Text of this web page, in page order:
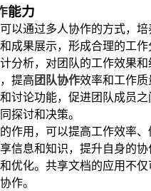
能力
以通过多人协作的方式，
成果展示，形成合理的工作
分析，对团队的工作效果
提高团队协作效率和工作质
和讨论功能，促进团队成员
探讨和决策。
作用，可以提高工作效率
信息和知识，提升自身的
优化。共享文档的应用不
作。